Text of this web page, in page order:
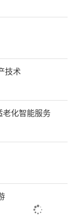
技术
老化智能服务